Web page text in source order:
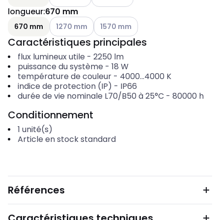
longueur:670 mm
670 mm Voir les options disponibles
1270 mm Voir les options disponibles
1570 mm
Caractéristiques principales
flux lumineux utile - 2250 lm
puissance du système - 18 W
température de couleur- 4000...4000 K
indice de protection (IP) - IP66
durée de vie nominale L70/B50 à 25°C - 80000 h
Conditionnement
1 unité(s)
Article en stock standard
Références